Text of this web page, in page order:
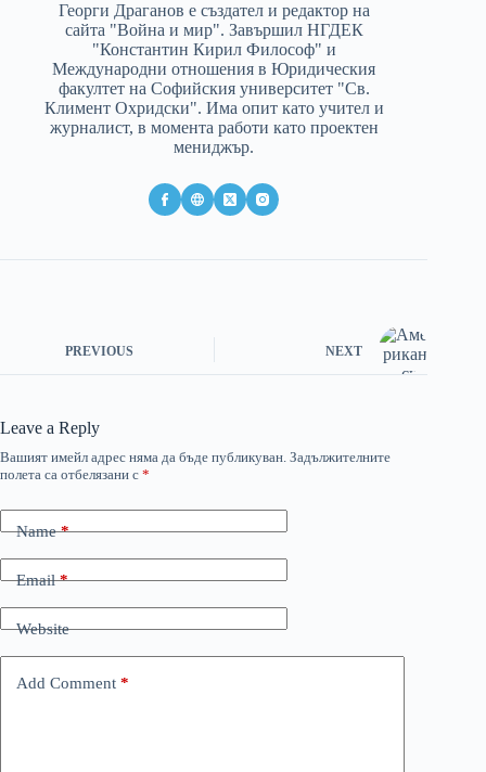
Георги Драганов е създател и редактор на
сайта "Война и мир". Завършил НГДЕК
"Константин Кирил Философ" и
Международни отношения в Юридическия
факултет на Софийския университет "Св.
Климент Охридски". Има опит като учител и
журналист, в момента работи като проектен
мениджър.
PREVIOUS NEXT
Leave a Reply
Вашият имейл адрес няма да бъде публикуван. Задължителните
полета са отбелязани с *
Name*
Email*
Website
Add Comment *